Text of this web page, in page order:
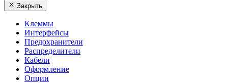
Закрыть
Клеммы
Интерфейсы
Предохранители
Распределители
Кабели
Оформление
Опции